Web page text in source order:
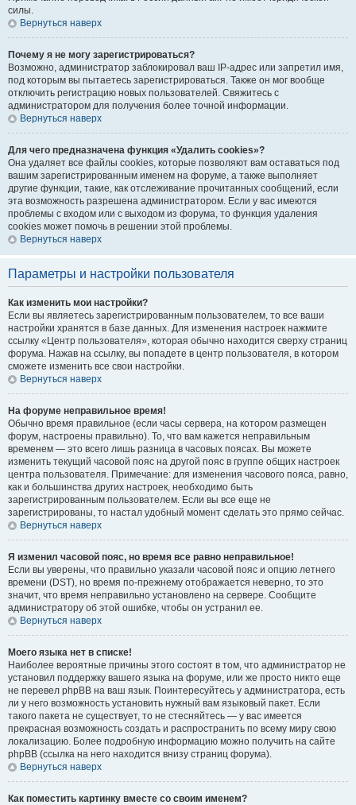
силы.
Вернуться наверх
Почему я не могу зарегистрироваться?
Возможно, администратор заблокировал ваш IP-адрес или запретил имя,
под которым вы пытаетесь зарегистрироваться. Также он мог вообще
отключить регистрацию новых пользователей. Свяжитесь с
администратором для получения более точной информации.
Вернуться наверх
Для чего предназначена функция «Удалить cookies»?
Она удаляет все файлы cookies, которые позволяют вам оставаться под
вашим зарегистрированным именем на форуме, а также выполняет
другие функции, такие, как отслеживание прочитанных сообщений, если
эта возможность разрешена администратором. Если у вас имеются
проблемы с входом или с выходом из форума, то функция удаления
cookies может помочь в решении этой проблемы.
Вернуться наверх
Параметры и настройки пользователя
Как изменить мои настройки?
Если вы являетесь зарегистрированным пользователем, то все ваши
настройки хранятся в базе данных. Для изменения настроек нажмите
ссылку «Центр пользователя», которая обычно находится сверху страниц
форума. Нажав на ссылку, вы попадете в центр пользователя, в котором
сможете изменить все свои настройки.
Вернуться наверх
На форуме неправильное время!
Обычно время правильное (если часы сервера, на котором размещен
форум, настроены правильно). То, что вам кажется неправильным
временем — это всего лишь разница в часовых поясах. Вы можете
изменить текущий часовой пояс на другой пояс в группе общих настроек
центра пользователя. Примечание: для изменения часового пояса, равно,
как и большинства других настроек, необходимо быть
зарегистрированным пользователем. Если вы все еще не
зарегистрированы, то настал удобный момент сделать это прямо сейчас.
Вернуться наверх
Я изменил часовой пояс, но время все равно неправильное!
Если вы уверены, что правильно указали часовой пояс и опцию летнего
времени (DST), но время по-прежнему отображается неверно, то это
значит, что время неправильно установлено на сервере. Сообщите
администратору об этой ошибке, чтобы он устранил ее.
Вернуться наверх
Моего языка нет в списке!
Наиболее вероятные причины этого состоят в том, что администратор не
установил поддержку вашего языка на форуме, или же просто никто еще
не перевел phpBB на ваш язык. Поинтересуйтесь у администратора, есть
ли у него возможность установить нужный вам языковый пакет. Если
такого пакета не существует, то не стесняйтесь — у вас имеется
прекрасная возможность создать и распространить по всему миру свою
локализацию. Более подробную информацию можно получить на сайте
phpBB (ссылка на него находится внизу страниц форума).
Вернуться наверх
Как поместить картинку вместе со своим именем?